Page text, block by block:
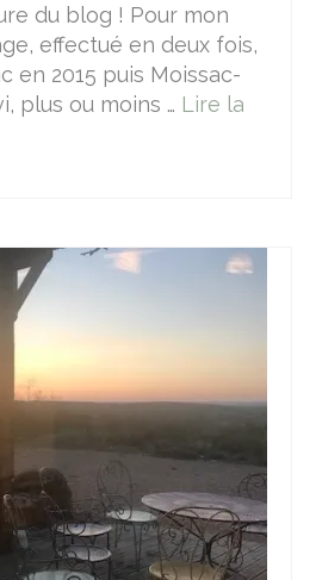
du blog ! Pour mon
effectué en deux fois,
en 2015 puis Moissac-
plus ou moins … Lire la